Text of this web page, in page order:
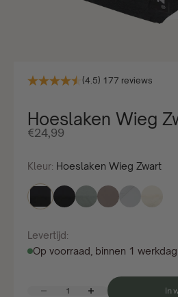
(4.5) 177 reviews
Hoeslaken Wieg
Aanbiedingsprijs
€24,99
Kleur: Hoeslaken Wieg Zwart
Levertijd:
Op voorraad, binnen 1
Aantal verlagenAantal verhogen In